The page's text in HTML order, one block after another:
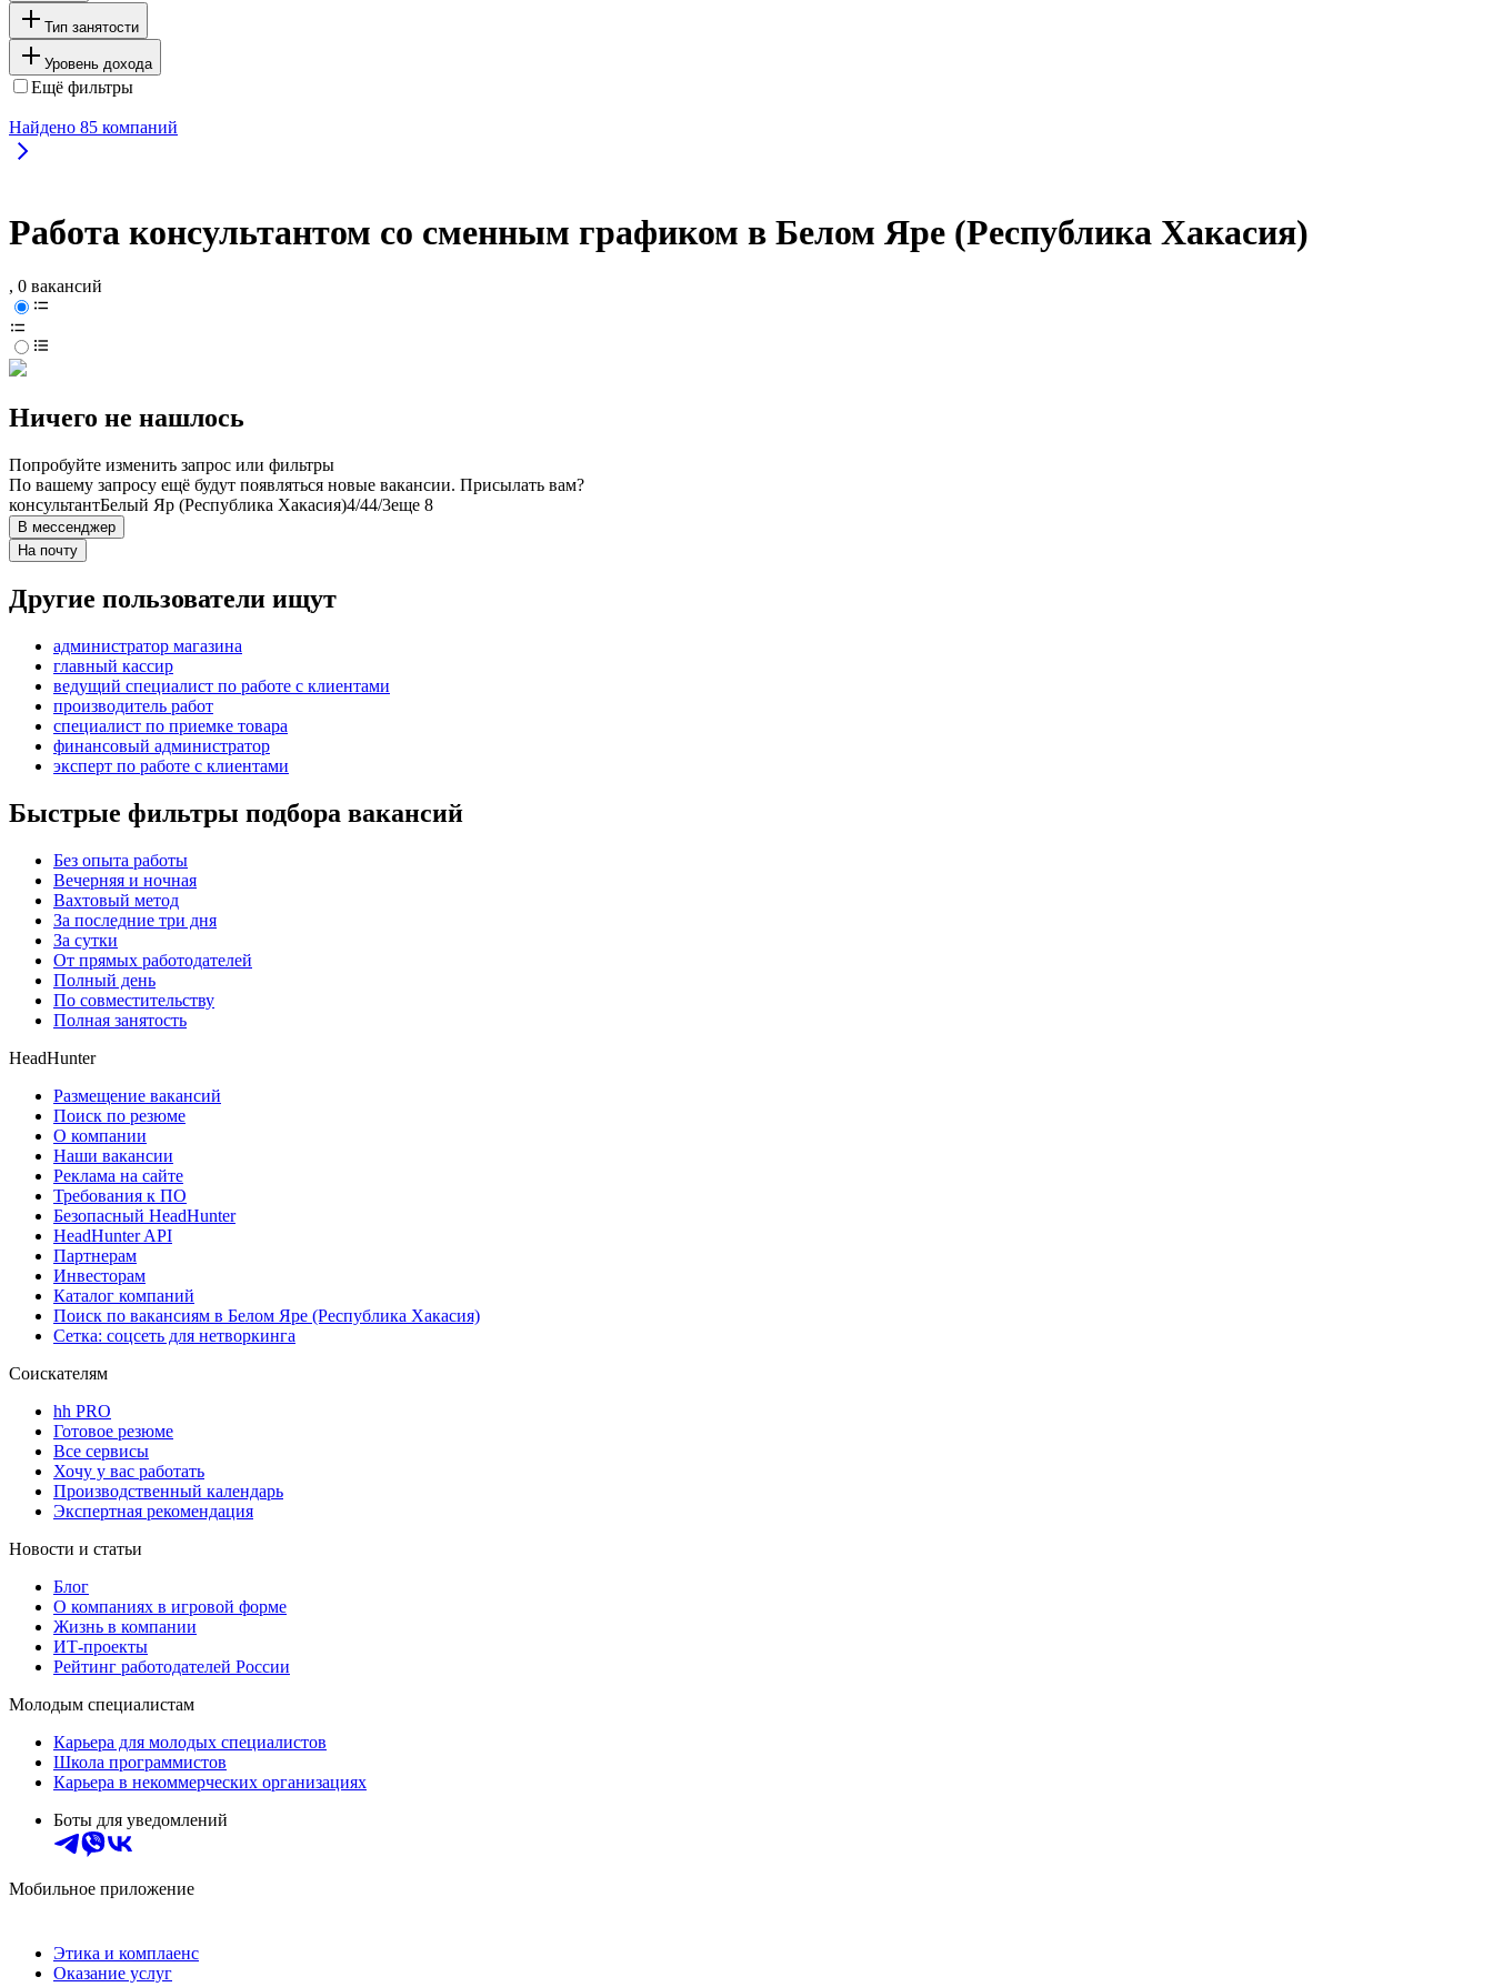
Тип занятости
Уровень дохода
Ещё фильтры
Найдено 85 компаний
Работа консультантом со сменным графиком в Белом Яре (Республика Хакасия)
, 0 вакансий
Ничего не нашлось
Попробуйте изменить запрос или фильтры
По вашему запросу ещё будут появляться новые вакансии. Присылать вам?
консультантБелый Яр (Республика Хакасия)4/44/3еще 8
В мессенджер
На почту
Другие пользователи ищут
администратор магазина
главный кассир
ведущий специалист по работе с клиентами
производитель работ
специалист по приемке товара
финансовый администратор
эксперт по работе с клиентами
Быстрые фильтры подбора вакансий
Без опыта работы
Вечерняя и ночная
Вахтовый метод
За последние три дня
За сутки
От прямых работодателей
Полный день
По совместительству
Полная занятость
HeadHunter
Размещение вакансий
Поиск по резюме
О компании
Наши вакансии
Реклама на сайте
Требования к ПО
Безопасный HeadHunter
HeadHunter API
Партнерам
Инвесторам
Каталог компаний
Поиск по вакансиям в Белом Яре (Республика Хакасия)
Сетка: соцсеть для нетворкинга
Соискателям
hh PRO
Готовое резюме
Все сервисы
Хочу у вас работать
Производственный календарь
Экспертная рекомендация
Новости и статьи
Блог
О компаниях в игровой форме
Жизнь в компании
ИТ-проекты
Рейтинг работодателей России
Молодым специалистам
Карьера для молодых специалистов
Школа программистов
Карьера в некоммерческих организациях
Боты для уведомлений
Мобильное приложение
Этика и комплаенс
Оказание услуг